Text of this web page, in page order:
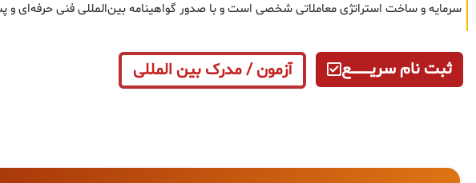
سرمایه و ساخت استراتژی معاملاتی شخصی است و با صدور گواهینامه بین‌المللی فنی حرفه‌ای و
ثبت نام سریــــــــــــع آزمون / مدرک بین المللی